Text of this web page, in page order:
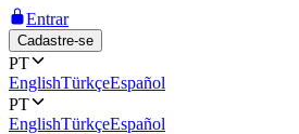
Entrar
Cadastre-se
PT
EnglishTürkçeEspañol
PT
EnglishTürkçeEspañol